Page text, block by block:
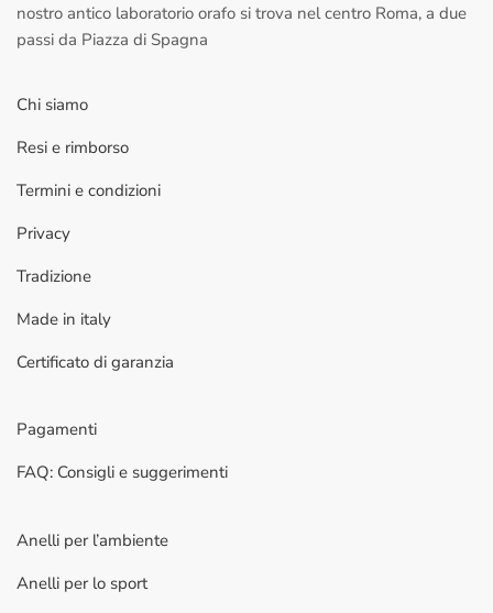
nostro antico laboratorio orafo si trova nel centro Roma, a due
passi da Piazza di Spagna
Chi siamo
Resi e rimborso
Termini e condizioni
Privacy
Tradizione
Made in italy
Certificato di garanzia
Pagamenti
FAQ: Consigli e suggerimenti
Anelli per l’ambiente
Anelli per lo sport